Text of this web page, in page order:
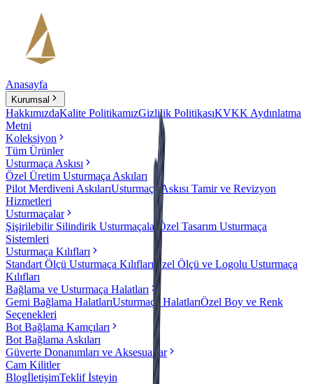
Anasayfa
Kurumsal
HakkımızdaKalite PolitikamızGizlilik PolitikasıKVKK Aydınlatma
Metni
Koleksiyon
Tüm Ürünler
Usturmaça Askısı
Özel Üretim Usturmaça Askıları
Pilot Merdiveni AskılarıUsturmaça Askısı Tamir ve Revizyon
Hizmetleri
Usturmaçalar
Şişirilebilir Silindirik Usturmaçalar Özel Tasarım Usturmaça
Sistemleri
Usturmaça Kılıfları
Standart Ölçü Usturmaça Kılıfları Özel Ölçü ve Logolu Usturmaça
Kılıfları
Bağlama ve Usturmaça Halatları
Gemi Bağlama HalatlarıUsturmaça HalatlarıÖzel Boy ve Renk
Seçenekleri
Bot Bağlama Kamçıları
Bot Bağlama Askıları
Güverte Donanımları ve Aksesuarlar
Cam Kilitler
BlogİletişimTeklif İsteyin